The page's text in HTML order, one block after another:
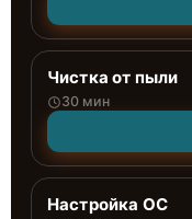
Чистка от пыли
30 мин
Настройка ОС